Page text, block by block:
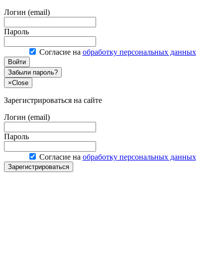
Логин (email)
Пароль
Согласие на обработку персональных данных
Войти
Забыли пароль?
×Close
Зарегистрироваться на сайте
Логин (email)
Пароль
Согласие на обработку персональных данных
Зарегистрироваться